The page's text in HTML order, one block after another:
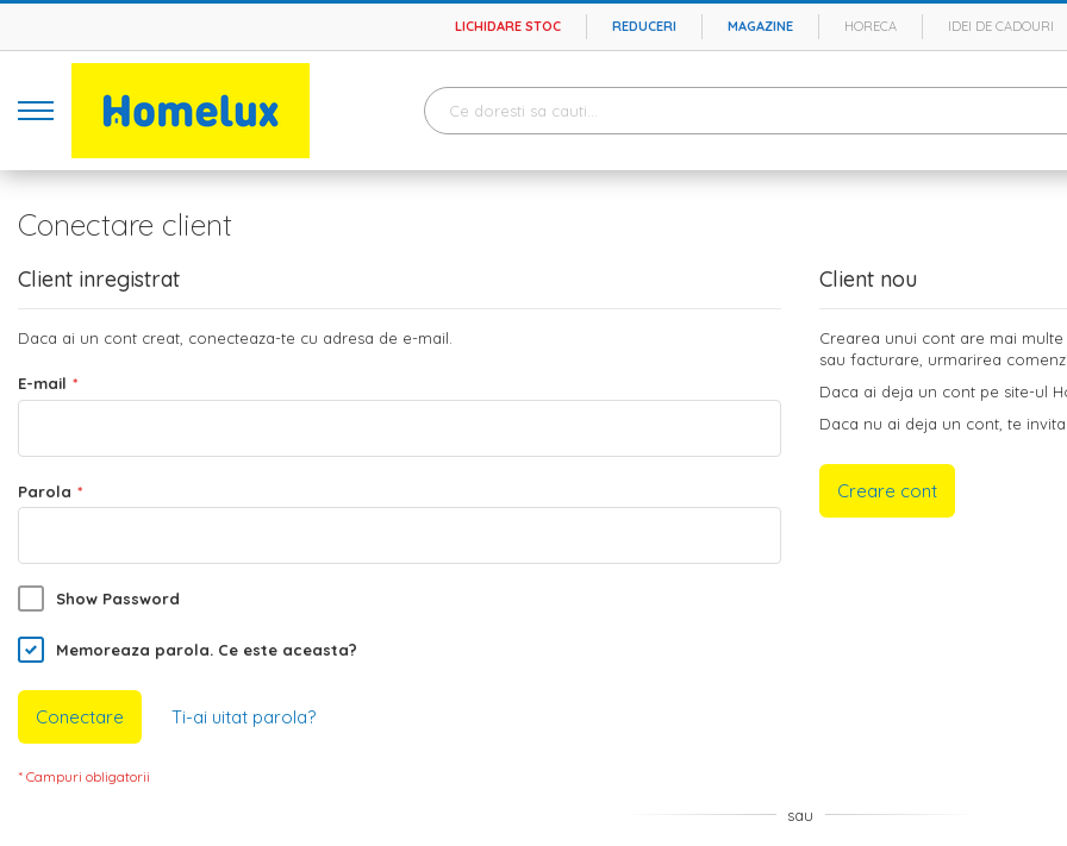
LICHIDARE STOC REDUCERI MAGAZINE HORECA IDEI DE CADOURI
Conectare client
Client inregistrat
Daca ai un cont creat, conecteaza-te cu adresa de e-mail.
E-mail
Parola
Show Password
Memoreaza parola. Ce este aceasta?
Conectare Ti-ai uitat parola?
Client nou
Crearea unui cont are mai
sau facturare, urmarirea
Daca ai deja un cont pe site-ul
Daca nu ai deja un cont, te
Creare cont
sau